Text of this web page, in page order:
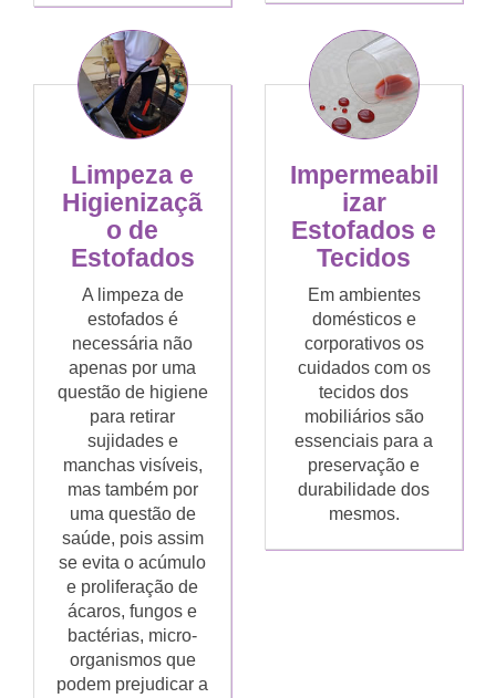
Limpeza e
Higienizaçã
o de
Estofados
A limpeza de
estofados é
necessária não
apenas por uma
questão de higiene
para retirar
sujidades e
manchas visíveis,
mas também por
uma questão de
saúde, pois assim
se evita o acúmulo
e proliferação de
ácaros, fungos e
bactérias, micro-
organismos que
podem prejudicar a
Impermeabil
izar
Estofados e
Tecidos
Em ambientes
domésticos e
corporativos os
cuidados com os
tecidos dos
mobiliários são
essenciais para a
preservação e
durabilidade dos
mesmos.